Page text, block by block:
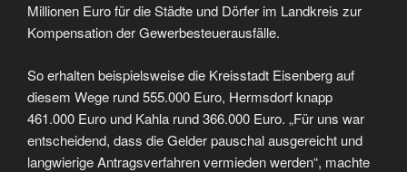
Millionen Euro für die Städte und Dörfer im Landkreis zur
Kompensation der Gewerbesteuerausfälle.
So erhalten beispielsweise die Kreisstadt Eisenberg auf
diesem Wege rund 555.000 Euro, Hermsdorf knapp
461.000 Euro und Kahla rund 366.000 Euro. „Für uns war
entscheidend, dass die Gelder pauschal ausgereicht und
langwierige Antragsverfahren vermieden werden“, machte